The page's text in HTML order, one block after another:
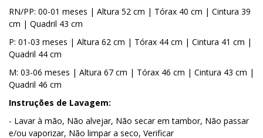
RN/PP: 00-01 meses | Altura 52 cm | Tórax 40 cm | Cintura 39
cm | Quadril 43 cm
P: 01-03 meses | Altura 62 cm | Tórax 44 cm | Cintura 41 cm |
Quadril 44 cm
M: 03-06 meses | Altura 67 cm | Tórax 46 cm | Cintura 43 cm |
Quadril 46 cm
Instruções de Lavagem:
- Lavar à mão, Não alvejar, Não secar em tambor, Não passar
e/ou vaporizar, Não limpar a seco, Verificar